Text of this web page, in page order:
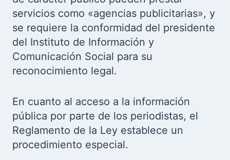
servicios como «agencias publicitarias», y
se requiere la conformidad del presidente
del Instituto de Información y
Comunicación Social para su
reconocimiento legal.
En cuanto al acceso a la información
pública por parte de los periodistas, el
Reglamento de la Ley establece un
procedimiento especial.